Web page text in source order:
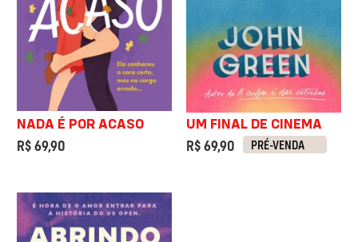
NADA É POR ACASO
R$ 69,90
UM FINAL DE CINEMA
R$ 69,90 PRÉ-VENDA